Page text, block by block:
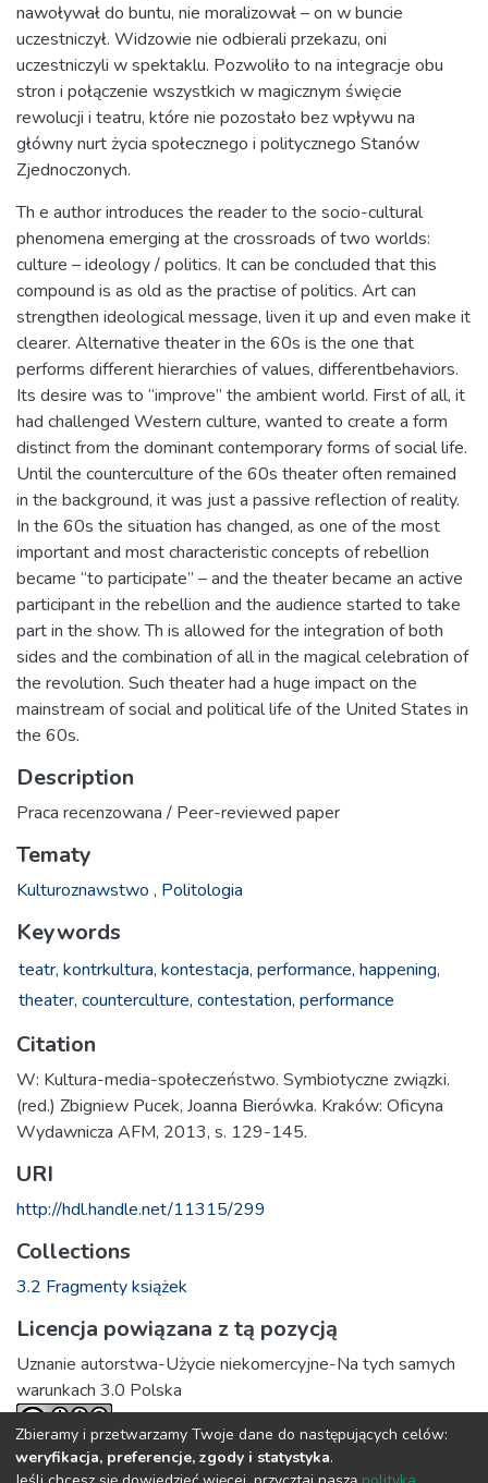
nawoływał do buntu, nie moralizował – on w buncie
uczestniczył. Widzowie nie odbierali przekazu, oni
uczestniczyli w spektaklu. Pozwoliło to na integracje obu
stron i połączenie wszystkich w magicznym święcie
rewolucji i teatru, które nie pozostało bez wpływu na
główny nurt życia społecznego i politycznego Stanów
Zjednoczonych.
Th e author introduces the reader to the socio-cultural
phenomena emerging at the crossroads of two worlds:
culture – ideology / politics. It can be concluded that this
compound is as old as the practise of politics. Art can
strengthen ideological message, liven it up and even make it
clearer. Alternative theater in the 60s is the one that
performs different hierarchies of values, differentbehaviors.
Its desire was to “improve” the ambient world. First of all, it
had challenged Western culture, wanted to create a form
distinct from the dominant contemporary forms of social life.
Until the counterculture of the 60s theater often remained
in the background, it was just a passive reflection of reality.
In the 60s the situation has changed, as one of the most
important and most characteristic concepts of rebellion
became “to participate” – and the theater became an active
participant in the rebellion and the audience started to take
part in the show. Th is allowed for the integration of both
sides and the combination of all in the magical celebration of
the revolution. Such theater had a huge impact on the
mainstream of social and political life of the United States in
the 60s.
Description
Praca recenzowana / Peer-reviewed paper
Tematy
Kulturoznawstwo , Politologia
Keywords
teatr, kontrkultura, kontestacja, performance, happening,
theater, counterculture, contestation, performance
Citation
W: Kultura-media-społeczeństwo. Symbiotyczne związki.
(red.) Zbigniew Pucek, Joanna Bierówka. Kraków: Oficyna
Wydawnicza AFM, 2013, s. 129-145.
URI
http://hdl.handle.net/11315/299
Collections
3.2 Fragmenty książek
Licencja powiązana z tą pozycją
Uznanie autorstwa-Użycie niekomercyjne-Na tych samych
warunkach 3.0 Polska
Full item page
Zbieramy i przetwarzamy Twoje dane do następujących celów:
weryfikacja, preferencje, zgody i statystyka.